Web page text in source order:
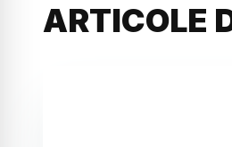
ARTICOLE